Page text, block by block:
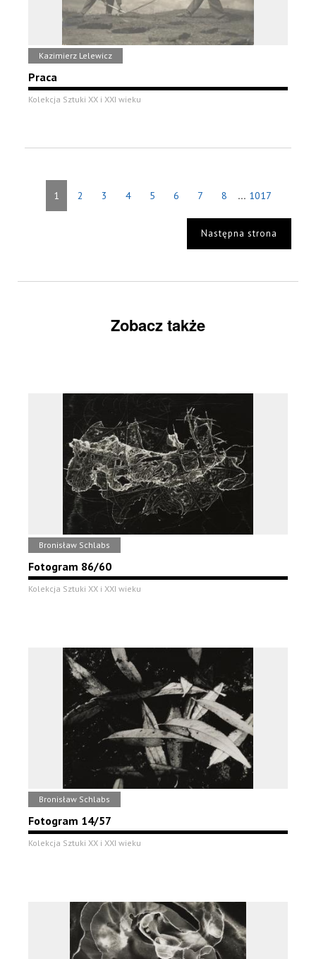
Kazimierz Lelewicz
Praca
Kolekcja Sztuki XX i XXI wieku
1 2 3 4 5 6 7 8 ... 1017
Następna strona
Zobacz także
Bronisław Schlabs
Fotogram 86/60
Kolekcja Sztuki XX i XXI wieku
Bronisław Schlabs
Fotogram 14/57
Kolekcja Sztuki XX i XXI wieku